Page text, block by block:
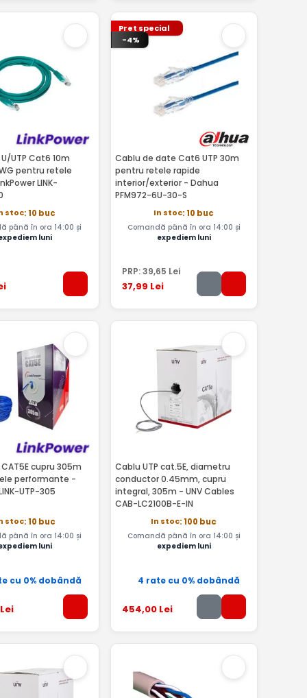
UTP Cat6 10m
pentru retele
LINK-
stoc: 10 buc
până în ora 14:00 și
luni
Pret special
-4%
Cablu de date Cat6 UTP 30m
pentru retele rapide
interior/exterior - Dahua
PFM972-6U-30-S
In stoc: 10 buc
Comandă până în ora 14:00 și
expediem luni
PRP:39,65 Lei
37,99 Lei
cupru 305m
performante -
UTP-305
stoc: 10 buc
până în ora 14:00 și
luni
cu 0% dobândă
Cablu UTP cat.5E, diametru
conductor 0.45mm, cupru
integral, 305m - UNV Cables
CAB-LC2100B-E-IN
In stoc: 100 buc
Comandă până în ora 14:00 și
expediem luni
4 rate cu 0% dobândă
454,00Lei